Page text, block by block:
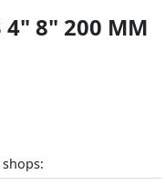
8" 200 MM
shops: